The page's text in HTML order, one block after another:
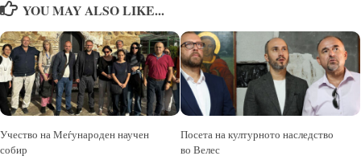
YOU MAY ALSO LIKE...
Учество на Меѓународен научен
собир
Посета на културното наследство
во Велес